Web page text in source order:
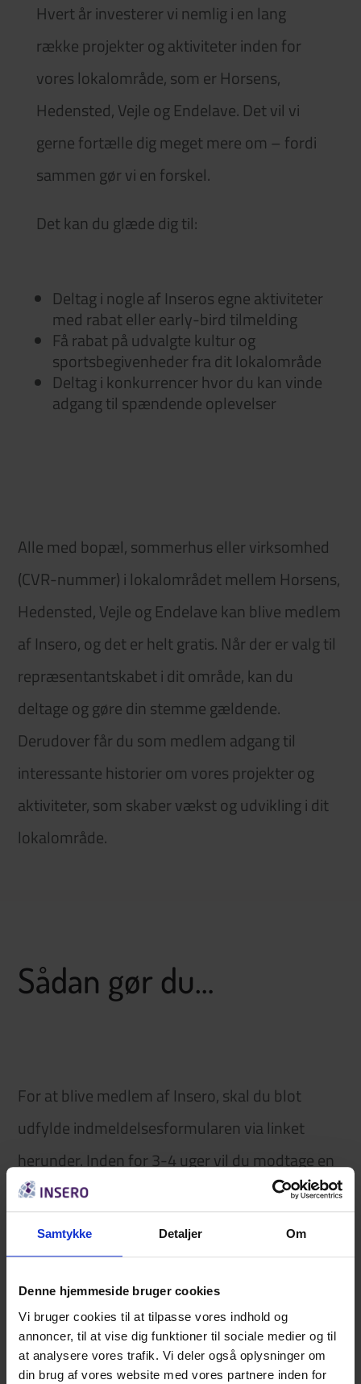
Samtykke Detaljer Om
Denne hjemmeside bruger cookies
Vi bruger cookies til at tilpasse vores indhold og
annoncer, til at vise dig funktioner til sociale medier og til
at analysere vores trafik. Vi deler også oplysninger om
din brug af vores website med vores partnere inden for
Hvert år investerer vi nemlig i en lang
række projekter og aktiviteter inden for
vores lokalområde, som er Horsens,
Hedensted, Vejle og Endelave. Det vil vi
gerne fortælle dig meget mere om – fordi
sammen gør vi en forskel.
Det kan du glæde dig til:
Deltag i nogle af Inseros egne aktiviteter
med rabat eller early-bird tilmelding
Få rabat på udvalgte kultur og
sportsbegivenheder fra dit lokalområde
Deltag i konkurrencer hvor du kan vinde
adgang til spændende oplevelser
Alle med bopæl, sommerhus eller virksomhed
(CVR-nummer) i lokalområdetmellem Horsens,
Hedensted, Vejle og Endelave kan blive medlem
af Insero, og det er helt gratis. Når der er valg til
repræsentantskabet i dit område, kan du
deltage og gøre din stemme gældende.
Derudover får du som medlem adgang til
interessante historier om vores projekter og
aktiviteter, som skaber vækst og udvikling i dit
lokalområde.
Sådan gør du…
For at blive medlem af Insero, skal du blot
udfylde indmeldelsesformularen via linket
herunder. Inden for 3-4 uger vil du modtage en
bekræftelse på dit medlemskab.
Indmeldelsesformular
Private